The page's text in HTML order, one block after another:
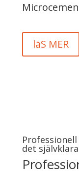
läS MER
det